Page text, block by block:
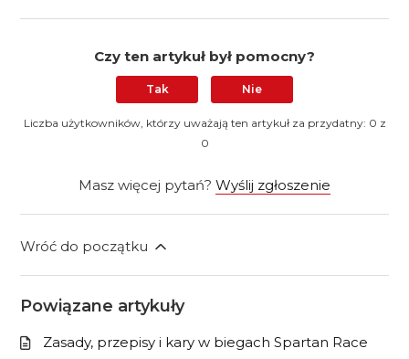
Czy ten artykuł był pomocny?
Tak Nie
Liczba użytkowników, którzy uważają ten artykuł za przydatny: 0 z
0
Masz więcej pytań? Wyślij zgłoszenie
Wróć do początku
Powiązane artykuły
Zasady, przepisy i kary w biegach Spartan Race